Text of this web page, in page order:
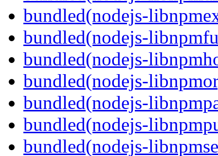
bundled(nodejs-
bundled(nodejs-
bundled(nodejs-
bundled(nodejs-
bundled(nodejs-
bundled(nodejs-
bundled(nodejs-